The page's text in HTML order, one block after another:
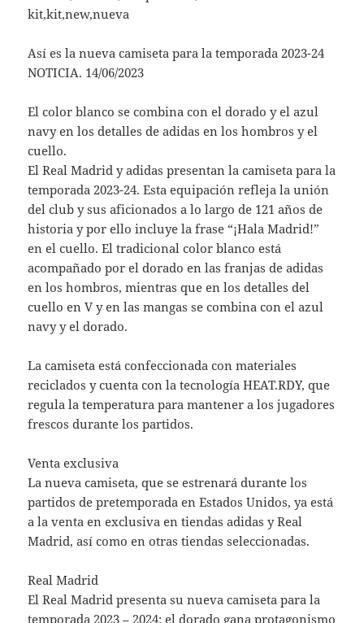
kit,kit,new,nueva
Así es la nueva camiseta para la temporada 2023-24
NOTICIA. 14/06/2023
El color blanco se combina con el dorado y el azul
navy en los detalles de adidas en los hombros y el
cuello.
El Real Madrid y adidas presentan la camiseta para la
temporada 2023-24. Esta equipación refleja la unión
del club y sus aficionados a lo largo de 121 años de
historia y por ello incluye la frase “¡Hala Madrid!”
en el cuello. El tradicional color blanco está
acompañado por el dorado en las franjas de adidas
en los hombros, mientras que en los detalles del
cuello en V y en las mangas se combina con el azul
navy y el dorado.
La camiseta está confeccionada con materiales
reciclados y cuenta con la tecnología HEAT.RDY, que
regula la temperatura para mantener a los jugadores
frescos durante los partidos.
Venta exclusiva
La nueva camiseta, que se estrenará durante los
partidos de pretemporada en Estados Unidos, ya está
a la venta en exclusiva en tiendas adidas y Real
Madrid, así como en otras tiendas seleccionadas.
Real Madrid
El Real Madrid presenta su nueva camiseta para la
temporada 2023 – 2024: el dorado gana protagonismo